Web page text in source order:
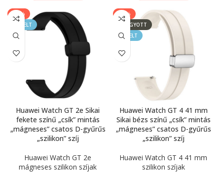
-43%
KIEMELT
Huawei Watch GT 2e Sikai
fekete színű „csík” mintás
„mágneses” csatos D-gyűrűs
„szilikon” szíj
Huawei Watch GT 2e
mágneses szilikon szíjak
-43%
ELFOGYOTT
KIEMELT
Huawei Watch GT 4 41 mm
Sikai bézs színű „csík” mintás
„mágneses” csatos D-gyűrűs
„szilikon” szíj
Huawei Watch GT 4 41 mm
szilikon szíjak